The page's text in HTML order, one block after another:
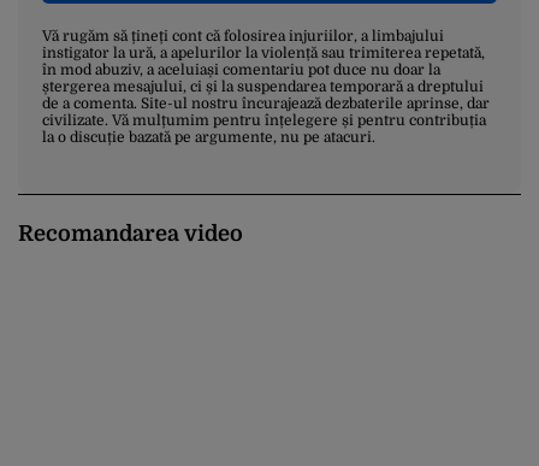
Vă rugăm să țineți cont că folosirea injuriilor, a limbajului
instigator la ură, a apelurilor la violență sau trimiterea repetată,
în mod abuziv, a aceluiași comentariu pot duce nu doar la
ștergerea mesajului, ci și la suspendarea temporară a dreptului
de a comenta. Site-ul nostru încurajează dezbaterile aprinse, dar
civilizate. Vă mulțumim pentru înțelegere și pentru contribuția
la o discuție bazată pe argumente, nu pe atacuri.
Recomandarea video